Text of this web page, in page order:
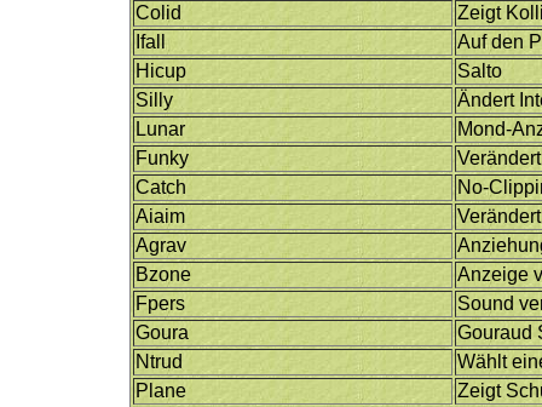
Colid
Zeigt
Ifall
Auf den
Hicup
Salto
Silly
Ändert
Lunar
Mond-
Funky
Catch
No-
Aiaim
Agrav
Bzone
Anzeige
Fpers
Sound
Goura
Gouraud
Ntrud
Wählt
Plane
Zeigt